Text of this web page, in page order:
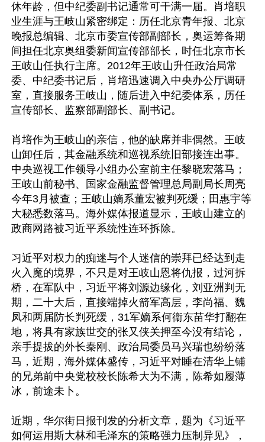
休年龄，但中纪委副书记通常可干满一届。肖培职
业生涯与王岐山紧密绑定：历任北京青年报、北京
晚报总编辑、北京市委宣传部副部长，奥运筹备期
间担任北京奥组委新闻宣传部部长，时任北京市长
王岐山任执行主席。2012年王岐山升任政治局常
委、中纪委书记后，肖培迅速调入中央办公厅调研
室，直接服务王岐山，随后进入中纪委体系，历任
宣传部长、监察部副部长、副书记。
肖培作为王岐山的亲信，他的缺席并非偶然。王岐
山卸任后，其金融系统和巡视系统旧部接连出事。
中央巡视工作领导小组办公室前主任黎晓宏落马；
王岐山前秘书、国家金融监督管理总局副局长周亮
今年3月被查；王岐山嫡系董宏被判死缓；田惠宇等
大秘悉数落马。海外媒体报道显示，王岐山建立的
政商网路被习近平系统性连环拆除。
习近平对权力的痴迷与个人迷信的崇拜已经达到走
火入魔的境界，不只是对王岐山恩将仇报，过河拆
桥，在军队中，习近平将刘源边缘化，刘亚洲判无
期，二十大后，直接端掉火箭军高层，李尚福、魏
凤和两届防长判死缓，31军嫡系何衞东苗华打翻在
地，将具有家族世交的张又侠关押至今没有结论，
亲手提拔的外长秦刚、政治局委员马兴瑞也纷纷落
马，近期，海外媒体盛传，习近平对睡在清华上铺
的兄弟前中央党校校长陈希大为不满，陈希如履薄
冰，前途未卜。
近期，华尔街日报刊发的分析文章，题为《习近平
如何运用斯大林和毛泽东的策略强力压制异见》，